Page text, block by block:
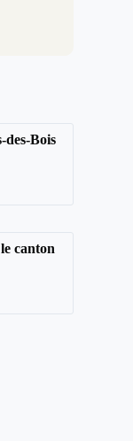
des-Bois
canton